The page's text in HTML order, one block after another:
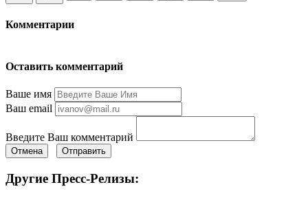
Комментарии
Оставить комментарий
Ваше имя
Ваш email
Введите Ваш комментарий
Отмена Отправить
Другие Пресс-Релизы: